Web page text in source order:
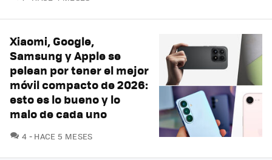
Xiaomi, Google,
Samsung y Apple se
pelean por tener el mejor
móvil compacto de 2026:
esto es lo bueno y lo
malo de cada uno
4 COMENTARIOS
HACE 5 MESES